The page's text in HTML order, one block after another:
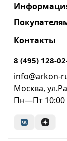
Контакты
8 (495) 128-
info@arkon-
Москва,
Пн—Пт 10:00